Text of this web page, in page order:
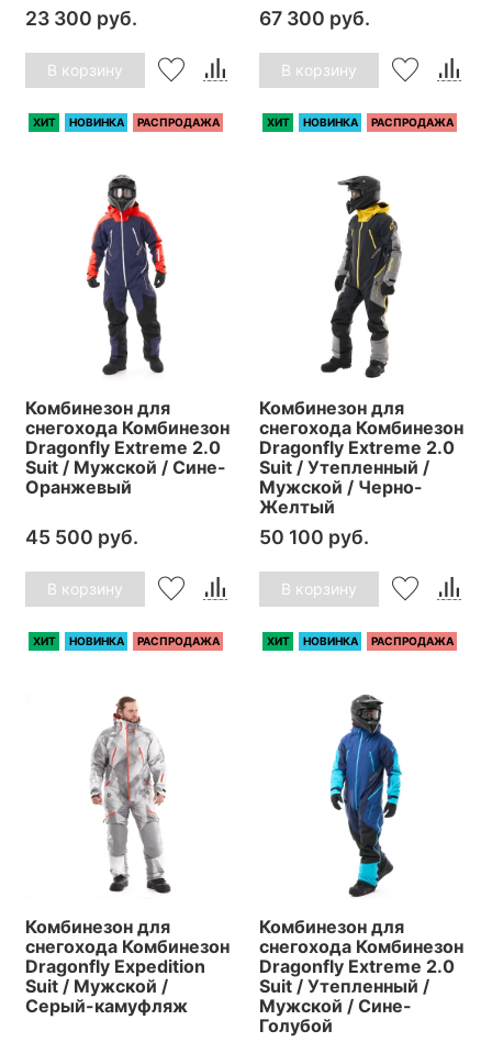
23 300 руб.
В корзину
67 300 руб.
В корзину
ХИТ НОВИНКА РАСПРОДАЖА
Комбинезон для
снегохода Комбинезон
Dragonfly Extreme 2.0
Suit / Мужской / Сине-
Оранжевый
45 500 руб.
В корзину
ХИТ НОВИНКА РАСПРОДАЖА
Комбинезон для
снегохода Комбинезон
Dragonfly Extreme 2.0
Suit / Утепленный /
Мужской / Черно-
Желтый
50 100 руб.
В корзину
ХИТ НОВИНКА РАСПРОДАЖА
Комбинезон для
снегохода Комбинезон
Dragonfly Expedition
Suit / Мужской /
Серый-камуфляж
ХИТ НОВИНКА РАСПРОДАЖА
Комбинезон для
снегохода Комбинезон
Dragonfly Extreme 2.0
Suit / Утепленный /
Мужской / Сине-
Голубой